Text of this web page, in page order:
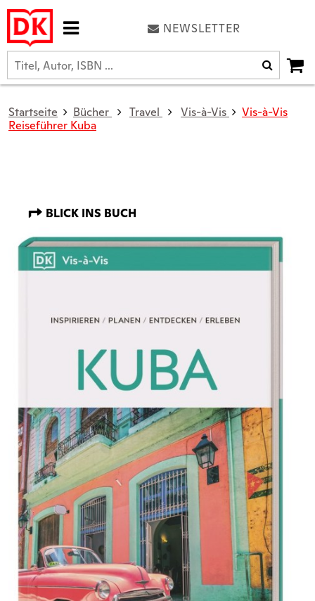
NEWSLETTER
Startseite Bücher Travel Vis-à-Vis
Vis-à-Vis
Reiseführer Kuba
BLICK INS BUCH